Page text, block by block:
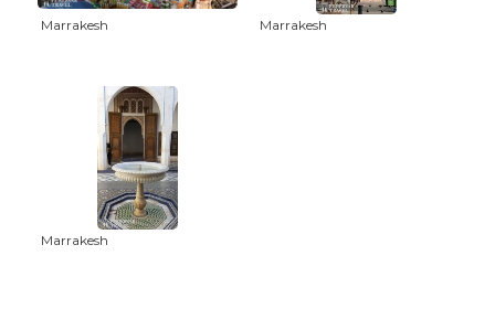
Marrakesh Marrakesh
Marrakesh